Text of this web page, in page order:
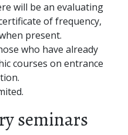
will be an evaluating
of frequency,
present.
who have already
courses on entrance
seminars